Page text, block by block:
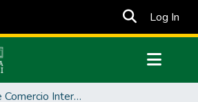
Log In
Facultad de Comercio Internacional, Integración, Administración y Economía Empresarial